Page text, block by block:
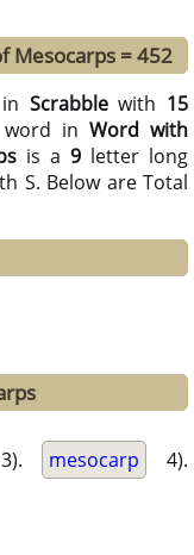
Mesocarps = 452
Scrabblewith 15
word in Word with
is a9 letter long
S. Below are Total
mesocarp 4).